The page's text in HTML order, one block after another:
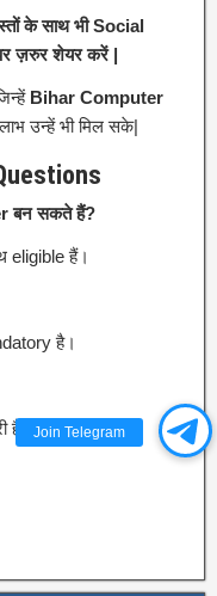
Join Telegram
के साथ भी Social
ज़रुर शेयर करें |
Bihar Computer
उन्हें भी मिल सके|
बन सकते हैं?
eligible हैं।
है।